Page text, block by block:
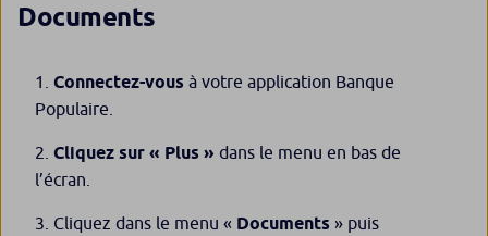
Documents
Connectez-vous à votre application Banque
Populaire.
Cliquez sur « Plus » dans le menu en bas de
l’écran.
Cliquez dans le menu « Documents » puis